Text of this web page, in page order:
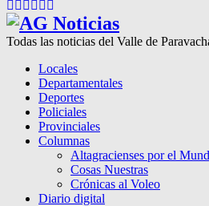
Facebook
Twitter
Instagram
Pinterest
Google
Todas las noticias del Valle de
Locales
Departamentales
Deportes
Policiales
Provinciales
Columnas
Altagracienses por el
Cosas Nuestras
Crónicas al Voleo
Diario digital